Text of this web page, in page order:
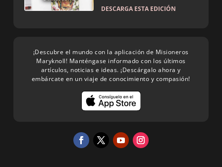
DESCARGA ESTA EDICIÓN
¡Descubre el mundo con la aplicación de Misioneros
Maryknoll! Manténgase informado con los últimos
artículos, noticias e ideas. ¡Descárgalo ahora y
embárcate en un viaje de conocimiento y compasión!